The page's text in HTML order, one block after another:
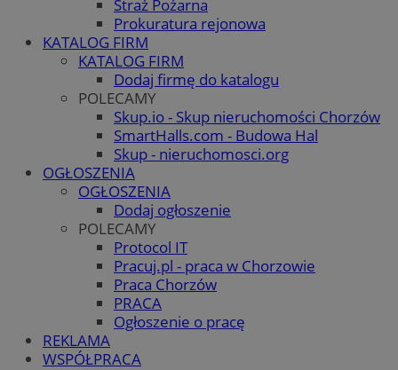
Straż Pożarna
Prokuratura rejonowa
KATALOG FIRM
KATALOG FIRM
Dodaj firmę do katalogu
POLECAMY
Skup.io - Skup nieruchomości Chorzów
SmartHalls.com - Budowa Hal
Skup - nieruchomosci.org
OGŁOSZENIA
OGŁOSZENIA
Dodaj ogłoszenie
POLECAMY
Protocol IT
Pracuj.pl - praca w Chorzowie
Praca Chorzów
PRACA
Ogłoszenie o pracę
REKLAMA
WSPÓŁPRACA